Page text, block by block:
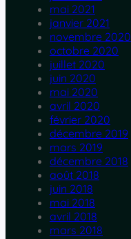
mai 2021
janvier 2021
novembre 2020
octobre 2020
juillet 2020
juin 2020
mai 2020
avril 2020
février 2020
décembre 2019
mars 2019
décembre 2018
août 2018
juin 2018
mai 2018
avril 2018
mars 2018